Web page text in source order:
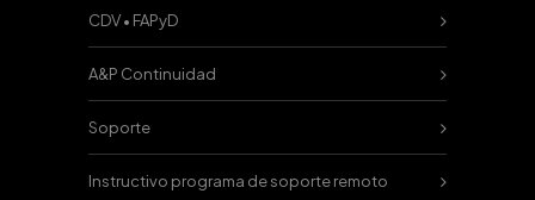
CDV • FAPyD
A&P Continuidad
Soporte
Instructivo programa de soporte remoto